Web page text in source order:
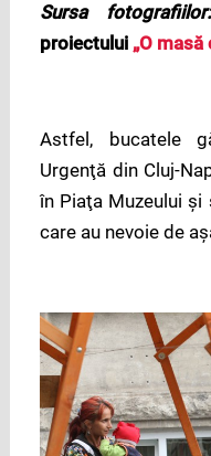
Sursa
proiectului „O masă
Astfel, bucatele
Urgenţă din Cluj-
în Piaţa Muzeului
care au nevoie de